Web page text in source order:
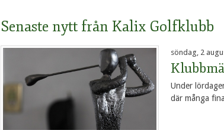
Senaste nytt från Kalix Golfklubb
söndag, 2
Under
där många